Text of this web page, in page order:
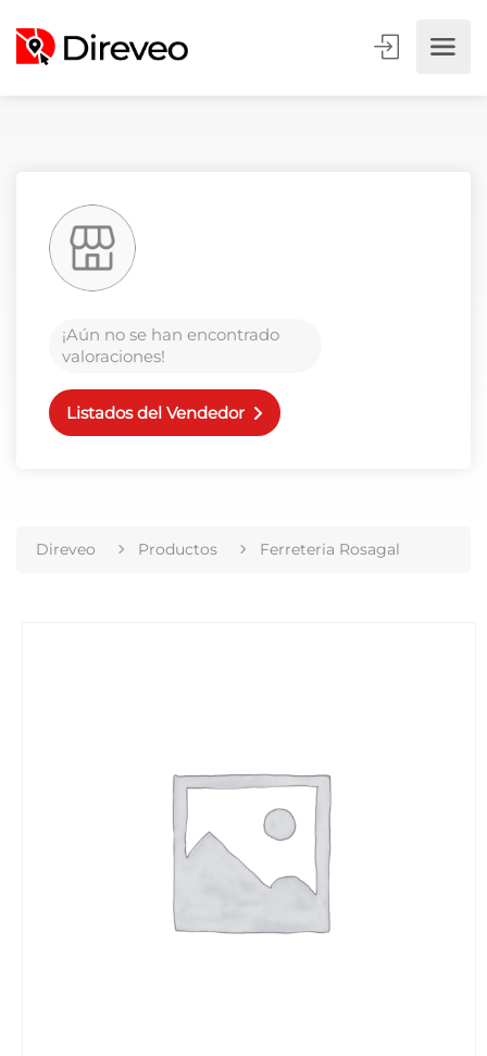
¡Aún no se han encontrado
valoraciones!
Listados del Vendedor
Direveo Productos Ferreteria Rosagal